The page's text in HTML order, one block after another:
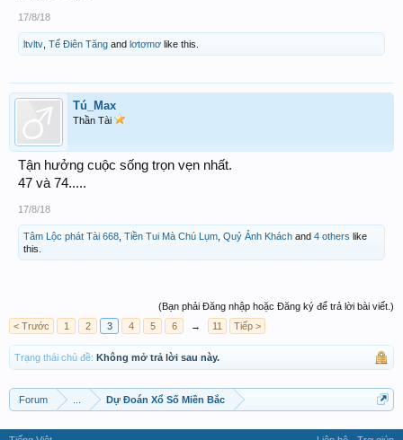
17/8/18
ltvltv Tế Điên Tăng and lơtơmơ like this.
Tú_Max
Thần Tài
Tận hưởng cuộc sống trọn vẹn nhất.
47 và 74.....
17/8/18
Tâm Lộc phát Tài 668 Tiền Tui Mà Chú Lụm Quỷ Ảnh Khách and 4 others like
this.
(Bạn phải Đăng nhập hoặc Đăng ký để trả lời bài viết.)
< Trước
1 2 3 4 5 6 → 11 Tiếp >
Trạng thái chủ đề: Không mở trả lời sau này.
Forum Dự Đoán Xổ Số Miền Bắc